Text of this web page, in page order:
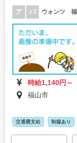
ア パ ウォンツ 福
時給1,140円～
福山市
交通費支給 制服あり